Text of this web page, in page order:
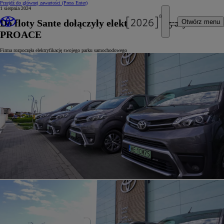
Przejdź do głównej zawartości (Press Enter)
Otwórz menu
1 sierpnia 2024
Do floty Sante dołączyły elektryczne Toyoty
PROACE
Firma rozpoczęła elektryfikację swojego parku samochodowego